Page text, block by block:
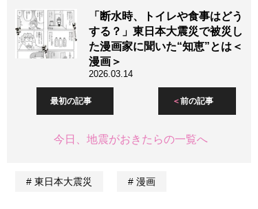
「断水時、トイレや食事はどう
する？」東日本大震災で被災し
た漫画家に聞いた“知恵”とは＜
漫画＞
2026.03.14
最初の記事 前の記事
今日、地震がおきたらの一覧へ
東日本大震災 漫画